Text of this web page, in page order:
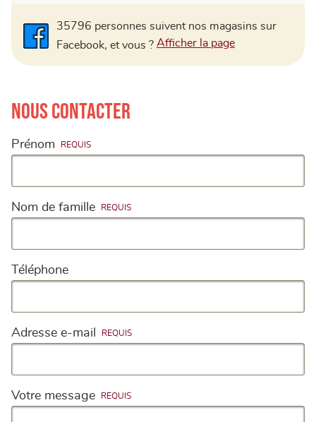
35796 personnes suivent nos magasins sur
Facebook, et vous ? Afficher la pageFacebook
Nous contacter
Prénom
Nom de famille
Téléphone
Adresse e-mail
Votre message